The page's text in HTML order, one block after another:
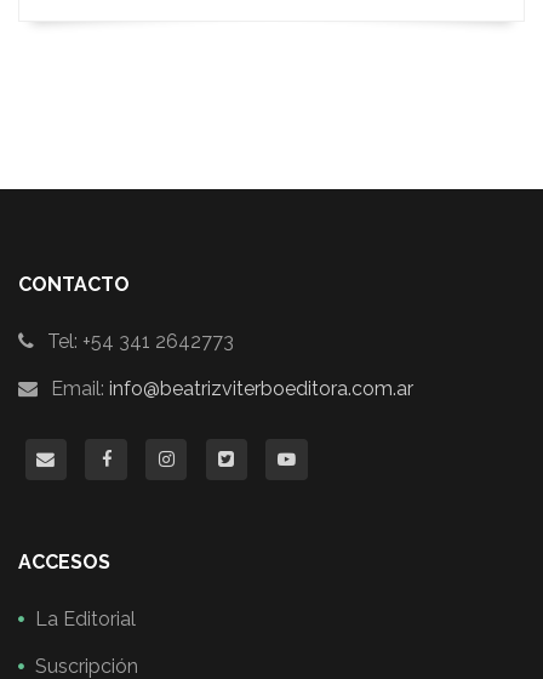
CONTACTO
Tel: +54 341 2642773
Email:info@beatrizviterboeditora.com.ar
ACCESOS
La Editorial
Suscripción